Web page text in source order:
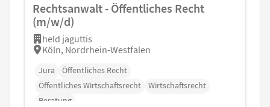
Rechtsanwalt - Öffentliches Recht
(m/w/d)
held jaguttis
Köln, Nordrhein-Westfalen
Jura
Öffentliches Recht
Öffentliches Wirtschaftsrecht
Wirtschaftsrecht
Beratung